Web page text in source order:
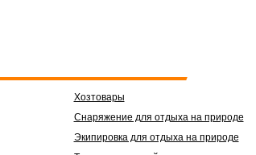
Хозтовары
Снаряжение для отдыха на природе
Экипировка для отдыха на природе